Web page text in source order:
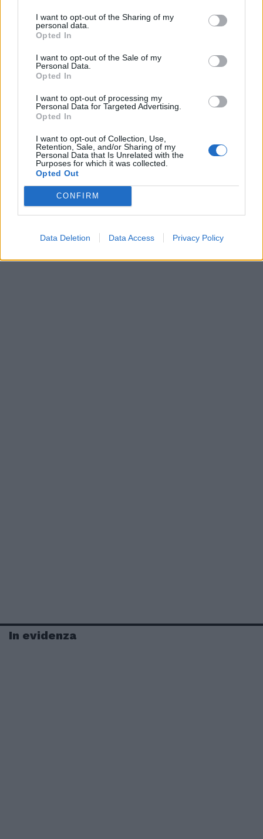
I want to opt-out of the Sharing of my
personal data.
Opted In
I want to opt-out of the Sale of my
Personal Data.
Opted In
I want to opt-out of processing my
Personal Data for Targeted Advertising.
Opted In
I want to opt-out of Collection, Use,
Retention, Sale, and/or Sharing of my
Personal Data that Is Unrelated with the
Purposes for which it was collected.
Opted Out
CONFIRM
Data Deletion Data Access Privacy Policy
In evidenza